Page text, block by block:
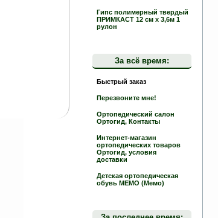
Гипс полимерный твердый
ПРИМКАСТ 12 см х 3,6м 1
рулон
За всё время:
Быстрый заказ
Перезвоните мне!
Ортопедический салон
Ортогид, Контакты
Интернет-магазин
ортопедических товаров
Ортогид, условия
доставки
Детская ортопедическая
обувь MEMO (Мемо)